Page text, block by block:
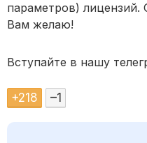
параметров) лицензий.
Вам желаю!
Вступайте в нашу
+218 –1